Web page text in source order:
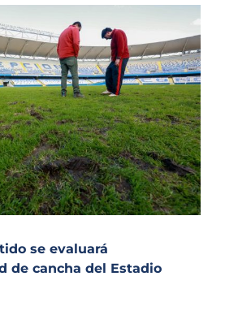
se evaluará
de cancha del Estadio